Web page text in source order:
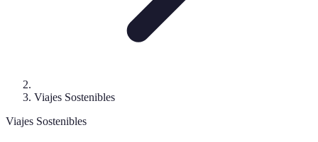
Viajes Sostenibles
Viajes Sostenibles